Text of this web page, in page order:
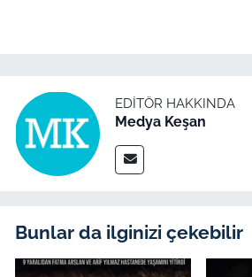
EDITÖR HAKKINDA
Medya Keşan
Bunlar da ilginizi çekebilir
İş Dünyası
Bilim Teknoloji
English News
Canlı Maç